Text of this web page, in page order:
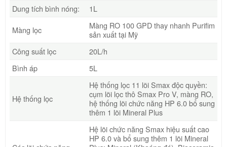
Dung tích bình nóng:
1L
Màng lọc
Màng RO 100 GPD thay nhanh Purifim
sản xuất tại Mỹ
Công suất lọc
20L/h
Bình áp
5L
Hệ thống lọc
Hệ thống lọc 11 lõi Smax độc quyền:
cụm lõi lọc thô Smax Pro V, màng RO,
hệ thống lõi chức năng HP 6.0 bổ sung
thêm 1 lõi Mineral Plus
Hệ lõi chức năng Smax hiệu suất cao
HP 6.0 và bổ sung thêm 1 lõi Mineral